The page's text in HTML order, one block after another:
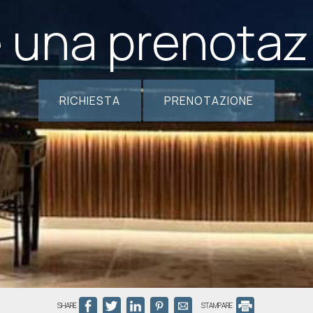
una
RICHIESTA PRENOTAZIONE
SHARE STAMPARE